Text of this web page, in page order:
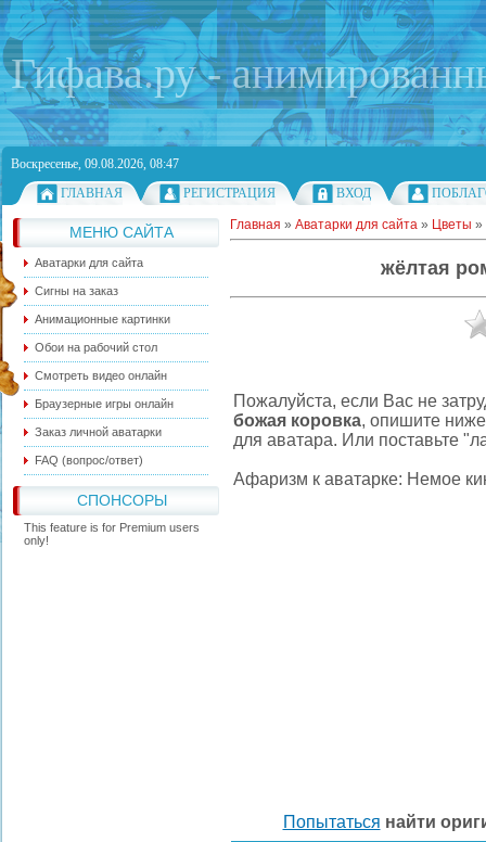
Гифава.ру -
Воскресенье, 09.08.2026, 08:47
ГЛАВНАЯ
РЕГИСТРАЦИЯ ВХОД
МЕНЮ САЙТА
Аватарки для сайта
Сигны на заказ
Анимационные картинки
Обои на рабочий стол
Смотреть видео онлайн
Браузерные игры онлайн
Заказ личной аватарки
FAQ (вопрос/ответ)
СПОНСОРЫ
This feature is for Premium users
only!
Главная » Аватарки для сайта » Цветы »
жёлтая
Пожалуйста, если Вас не
божая коровка, опишите
для аватара. Или поставьте
Афаризм к аватарке: Немое
Попытаться найти